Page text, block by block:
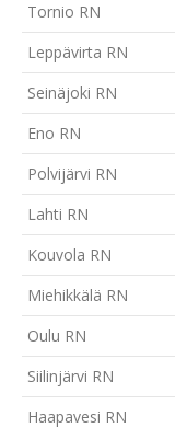
Tornio RN
Leppävirta RN
Seinäjoki RN
Eno RN
Polvijärvi RN
Lahti RN
Kouvola RN
Miehikkälä RN
Oulu RN
Siilinjärvi RN
Haapavesi RN